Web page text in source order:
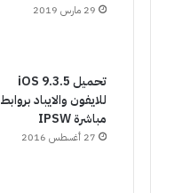
29 مارس 2019
تحميل iOS 9.3.5
للايفون والايباد بروابط
مباشرة IPSW
27 أغسطس 2016